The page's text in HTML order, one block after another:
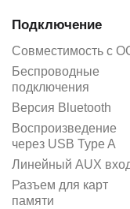
Подключение
Совместимость с
Беспроводные
подключения
Версия Bluetooth
Воспроизведение
через USB Type A
Линейный AUX
Разъем для карт
памяти